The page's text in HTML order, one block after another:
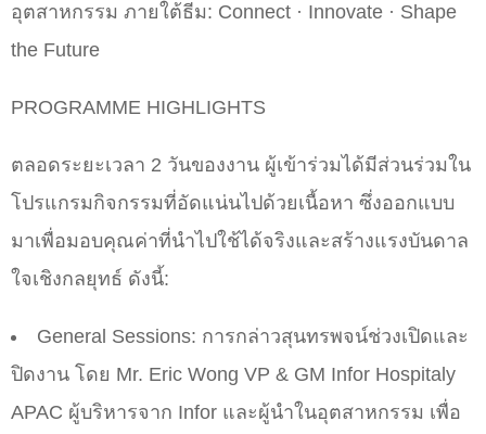
อุตสาหกรรม ภายใต้ธีม: Connect · Innovate · Shape
the Future
PROGRAMME HIGHLIGHTS
ตลอดระยะเวลา 2 วันของงาน ผู้เข้าร่วมได้มีส่วนร่วมใน
โปรแกรมกิจกรรมที่อัดแน่นไปด้วยเนื้อหา ซึ่งออกแบบ
มาเพื่อมอบคุณค่าที่นำไปใช้ได้จริงและสร้างแรงบันดาล
ใจเชิงกลยุทธ์ ดังนี้:
General Sessions: การกล่าวสุนทรพจน์ช่วงเปิดและ
ปิดงาน โดย Mr. Eric Wong VP & GM Infor Hospitaly
APAC ผู้บริหารจาก Infor และผู้นำในอุตสาหกรรม เพื่อ